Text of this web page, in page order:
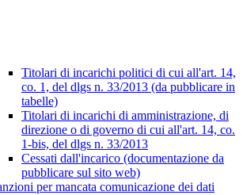
Titolari di incarichi politici di cui all'art. 14,
co. 1, del dlgs n. 33/2013 (da pubblicare in
tabelle)
Titolari di incarichi di amministrazione, di
direzione o di governo di cui all'art. 14, co.
1-bis, del dlgs n. 33/2013
Cessati dall'incarico (documentazione da
pubblicare sul sito web)
per mancata comunicazione dei dati